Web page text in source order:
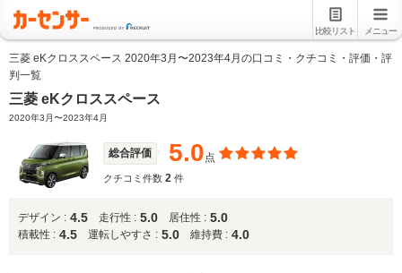
比較リスト メニュー
三菱 eKクロススペース 2020年3月〜2023年4月の口コミ・クチコミ・評価・評
判一覧
三菱 eKクロススペース
2020年3月〜2023年4月
総合評価 5.0点
クチコミ件数 2 件
デザイン : 4.5 走行性 : 5.0 居住性 : 5.0
積載性 : 4.5 運転しやすさ : 5.0 維持費 : 4.0